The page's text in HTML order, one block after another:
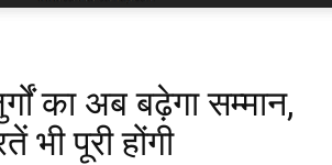
का अब बढ़ेगा सम्मान,
पूरी होंगी